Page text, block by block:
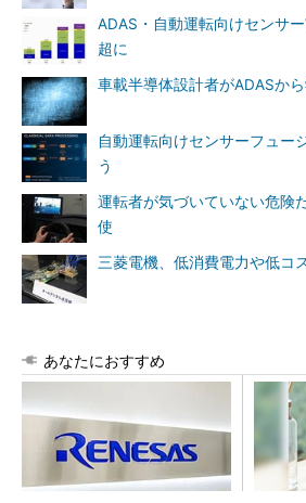
ADAS・自動運転向けセンサ
超に
車載半導体設計者がADASか
自動運転向けセンサーフュー
う
運転者が気づいていない危険
使
三菱電機、低消費電力や低コ
あなたにおすすめ